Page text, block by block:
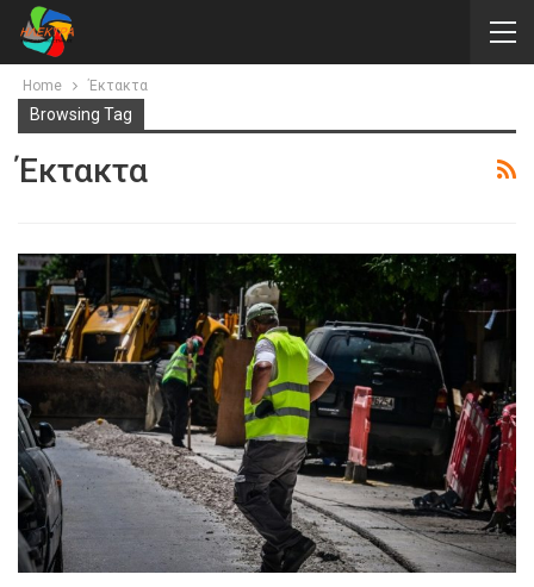
Home Έκτακτα
Browsing Tag
Έκτακτα